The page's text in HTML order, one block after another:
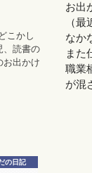
こかし
、読書の
お出かけ
の日記
お出
（
なか
また
職業
が混